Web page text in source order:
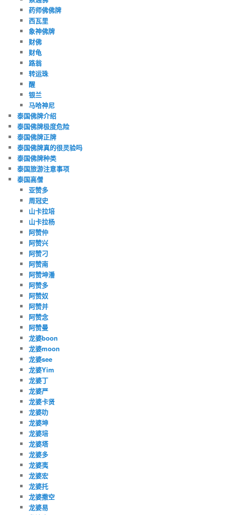
药师佛佛牌
西瓦里
象神佛牌
财佛
财龟
路翁
转运珠
醒
银兰
马哈神尼
泰国佛牌介绍
泰国佛牌极度危险
泰国佛牌正牌
泰国佛牌真的很灵验吗
泰国佛牌种类
泰国旅游注意事项
泰国高僧
亚赞多
周冠史
山卡拉培
山卡拉杨
阿赞仲
阿赞兴
阿赞刁
阿赞南
阿赞坤潘
阿赞多
阿赞奴
阿赞并
阿赞念
阿赞曼
龙婆boon
龙婆moon
龙婆see
龙婆Yim
龙婆丁
龙婆严
龙婆卡贤
龙婆叻
龙婆坤
龙婆培
龙婆塔
龙婆多
龙婆夷
龙婆宏
龙婆托
龙婆撒空
龙婆易